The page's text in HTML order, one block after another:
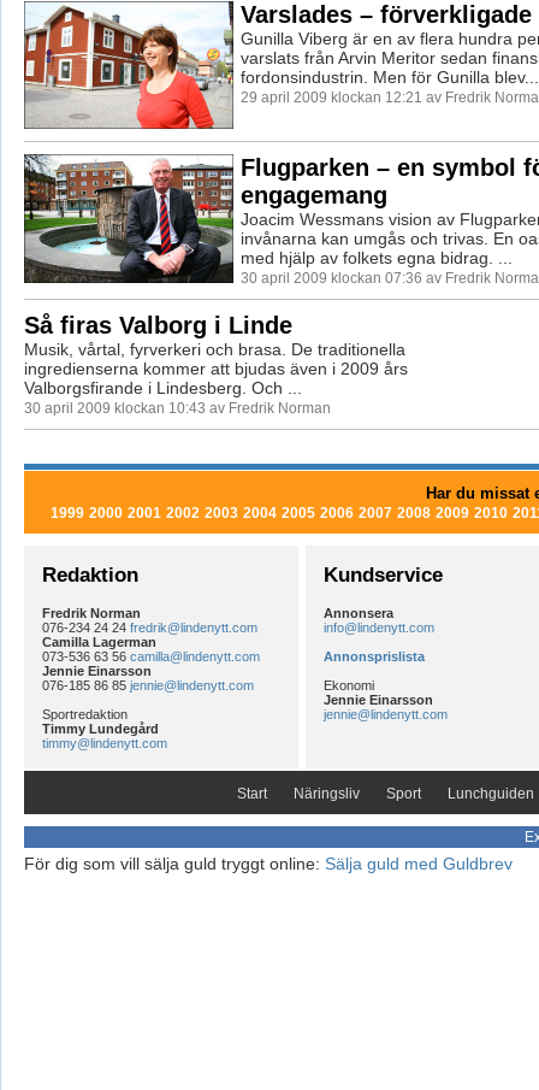
Varslades –
Gunilla Viberg är en av flera hundra
varslats från Arvin Meritor sedan
fordonsindustrin. Men för Gunilla blev...
29 april 2009 klockan 12:21 av Fredrik
Flugparken – en symbol
engagemang
Joacim Wessmans vision av
invånarna kan umgås och trivas. En
med hjälp av folkets egna bidrag. ...
30 april 2009 klockan 07:36 av Fredrik
Så firas Valborg i Linde
Musik, vårtal, fyrverkeri och brasa. De traditionella
ingredienserna kommer att bjudas även i 2009 års
Valborgsfirande i Lindesberg. Och ...
30 april 2009 klockan 10:43 av Fredrik Norman
Har du missat
1999 2000 2001 2002 2003 2004 2005 2006 2007 2008 2009 2010
Redaktion
Fredrik Norman
076-234 24 24 fredrik@lindenytt.com
Camilla Lagerman
073-536 63 56 camilla@lindenytt.com
Jennie Einarsson
076-185 86 85 jennie@lindenytt.com
Sportredaktion
Timmy Lundegård
timmy@lindenytt.com
Kundservice
Annonsera
info@lindenytt.com
Annonsprislista
Ekonomi
Jennie Einarsson
jennie@lindenytt.com
Start Näringsliv Sport Lunchguiden
För dig som vill sälja guld tryggt online: Sälja guld med Guldbrev